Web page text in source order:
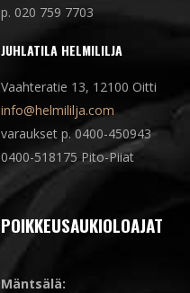
p. 020 759 7703
JUHLATILA HELMILILJA
Vaahteratie 13, 12100 Oitti
info@helmililja.com
varaukset p. 0400-450943
0400-518175 Pito-Piiat
POIKKEUSAUKIOLOAJAT
Mäntsälä: